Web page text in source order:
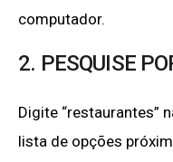
computador.​
2. PESQUISE
Digite “restaurantes”
lista de opções